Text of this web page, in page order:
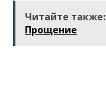
Читайте также:
Прощение